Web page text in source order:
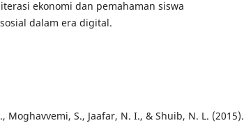
ekonomi dan pemahaman siswa
dalam era digital.
Moghavvemi, S., Jaafar, N. I., & Shuib, N. L. (2015).